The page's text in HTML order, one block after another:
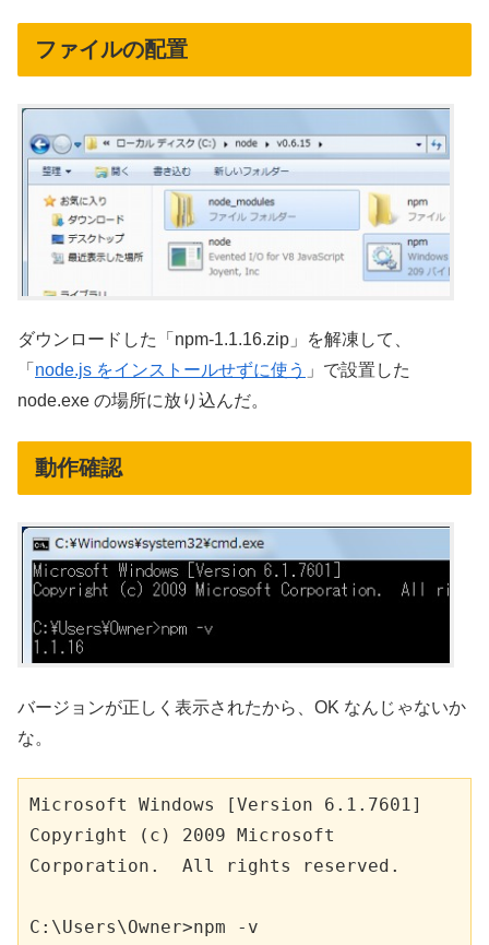
ファイルの配置
ダウンロードした「npm-1.1.16.zip」を解凍して、
「 node.js をインストールせずに使う 」で設置した
node.exe の場所に放り込んだ。
動作確認
バージョンが正しく表示されたから、OK なんじゃないか
な。
Microsoft Windows [Version 6.1.7601]
Copyright (c) 2009 Microsoft
Corporation.  All rights reserved.
C:\Users\Owner>npm -v